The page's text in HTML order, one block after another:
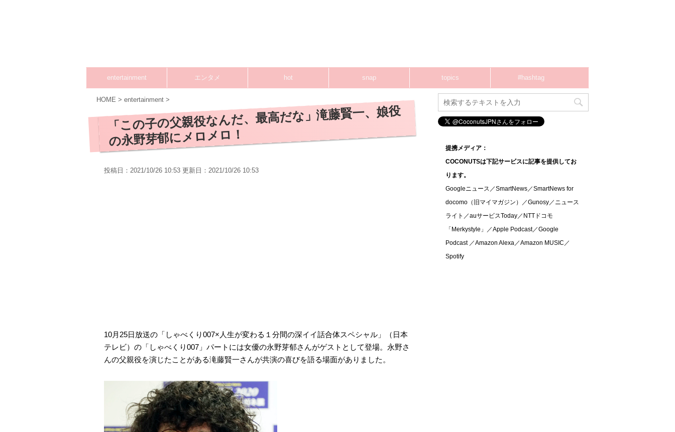
entertainment エンタメ hot snap topics #hashtag
HOME > entertainment >
「この子の父親役なんだ、最高だな」滝藤賢一、娘役
の永野芽郁にメロメロ！
投稿日：2021/10/26 10:53 更新日： 2021/10/26 10:53
10月25日放送の「しゃべくり007×人生が変わる１分間の深イイ話合体スペシャル」（日本
テレビ）の「しゃべくり007」パートには女優の永野芽郁さんがゲストとして登場。永野さ
んの父親役を演じたことがある滝藤賢一さんが共演の喜びを語る場面がありました。
提携メディア：
COCONUTSは下記サービスに記事を提供してお
ります。
Googleニュース／SmartNews／SmartNews for
docomo（旧マイマガジン）／Gunosy／ニュース
ライト／auサービスToday／NTTドコモ
「Merkystyle」／Apple Podcast／Google
Podcast ／Amazon Alexa／Amazon MUSIC／
Spotify